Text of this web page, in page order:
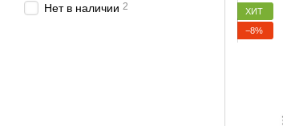
ХИТ
−8%
Нет в наличии 2